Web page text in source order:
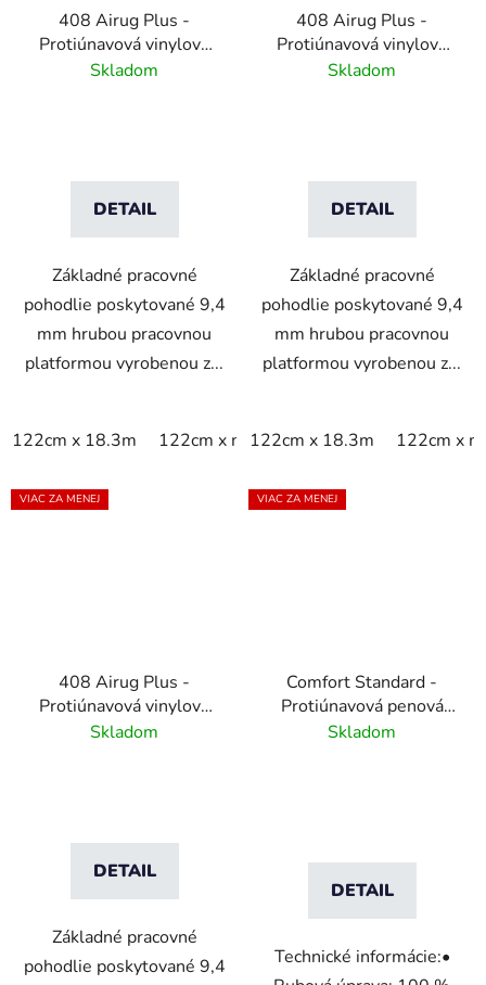
408 Airug Plus -
Protiúnavová vinylová
rohož s rebrovým
Skladom
DETAIL
Základné pracovné
pohodlie poskytované 9,4
mm hrubou pracovnou
platformou vyrobenou z...
122cm x 18.3m 122cm x m 60cm x 18.3m 60cm x
408 Airug Plus -
Protiúnavová vinylová
rohož s rebrovým
Skladom
DETAIL
Základné pracovné
pohodlie poskytované 9,4
mm hrubou pracovnou
platformou vyrobenou z...
122cm x 18.3m 122cm x m
VIAC ZA MENEJ
408 Airug Plus -
Protiúnavová vinylová
rohož s rebrovým
Skladom
DETAIL
Základné pracovné
pohodlie poskytované 9,4
VIAC ZA MENEJ
Comfort Standard -
Protiúnavová penová
rohož
Skladom
DETAIL
Technické informácie:•